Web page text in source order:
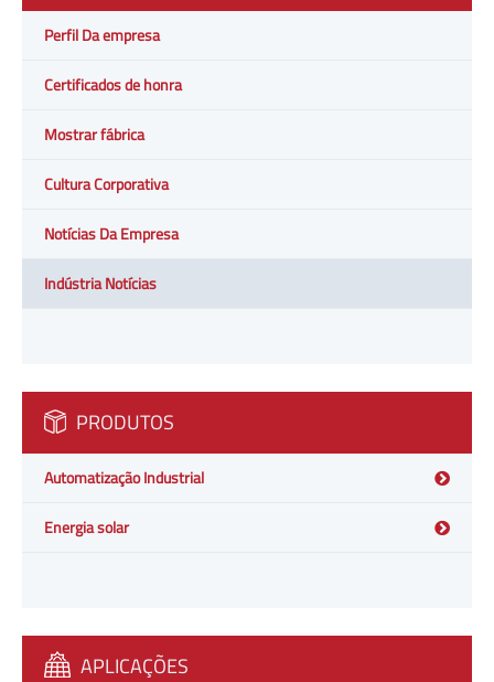
Perfil Da empresa
Certificados de honra
Mostrar fábrica
Cultura Corporativa
Notícias Da Empresa
Indústria Notícias
PRODUTOS
Automatização Industrial
Energia solar
APLICAÇÕES